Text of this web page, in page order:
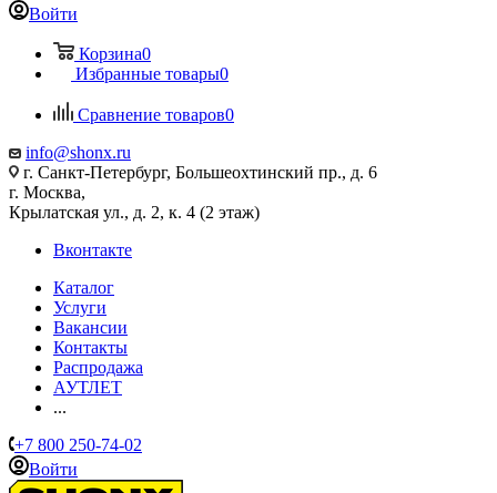
Войти
Корзина0
Избранные товары0
Сравнение товаров0
info@shonx.ru
г. Санкт-Петербург, Большеохтинский пр., д. 6
г. Москва,
Крылатская ул., д. 2, к. 4 (2 этаж)
Вконтакте
Каталог
Услуги
Вакансии
Контакты
Распродажа
АУТЛЕТ
...
+7 800 250-74-02
Войти